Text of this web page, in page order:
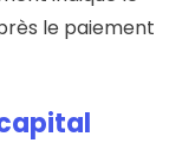
le paiement